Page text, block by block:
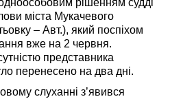
рішенням судді
міста Мукачевого
– Авт.), який поспіхом
вже на 2 червня.
представника
перенесено на два дні.
слуханні з’явився